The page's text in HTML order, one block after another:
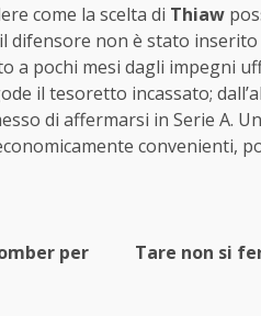
come la scelta di Thiaw
non è stato
a pochi mesi dagli impegni
il tesoretto incassato;
di affermarsi in Serie A.
convenienti,
per
Tare non si